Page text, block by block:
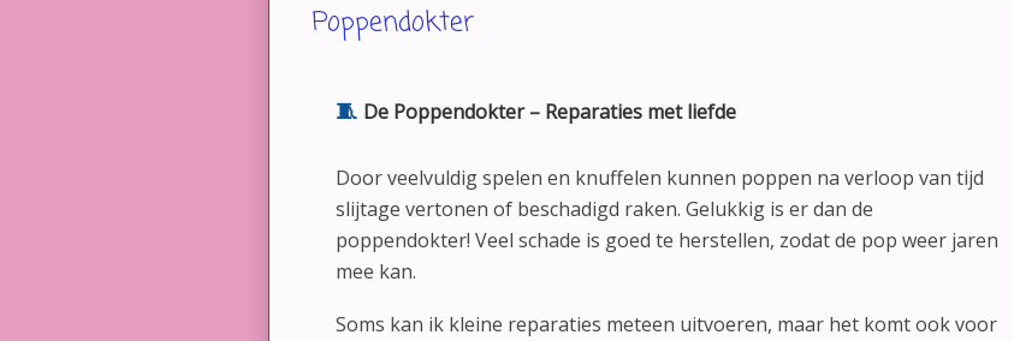
Poppendokter
🧵 De Poppendokter – Reparaties met liefde
Door veelvuldig spelen en knuffelen kunnen poppen na verloop van tijd
slijtage vertonen of beschadigd raken. Gelukkig is er dan de
poppendokter! Veel schade is goed te herstellen, zodat de pop weer jaren
mee kan.
Soms kan ik kleine reparaties meteen uitvoeren, maar het komt ook voor